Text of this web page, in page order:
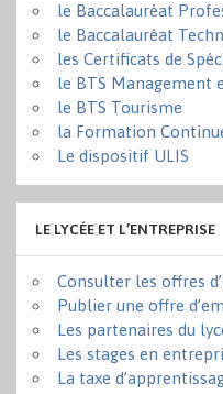
le Baccalauréat
le Baccalauréat
les Certificats de
le BTS Management
le BTS Tourisme
la Formation
Le dispositif ULIS
LE LYCÉE ET L’ENTREPRISE
Consulter les offres
Publier une offre
Les partenaires du
Les stages en
La taxe